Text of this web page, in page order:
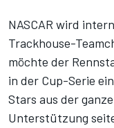
NASCAR wird
Trackhouse-
möchte der
in der Cup-Serie
Stars aus der
Unterstützung